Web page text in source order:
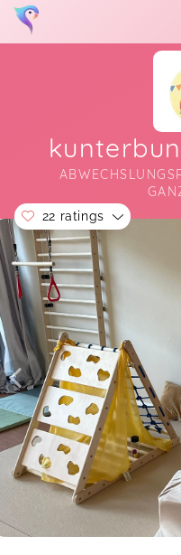
Soon you will learn
22 ratings
Workshop Mommy Me
Super süß gemacht 🥰
Workshop “Osterkörbe&
Leonie gibt sich
(mit all ihren
Alles wird mit viel
der Umgang mit
viel Spaß und als
wöchentlich den